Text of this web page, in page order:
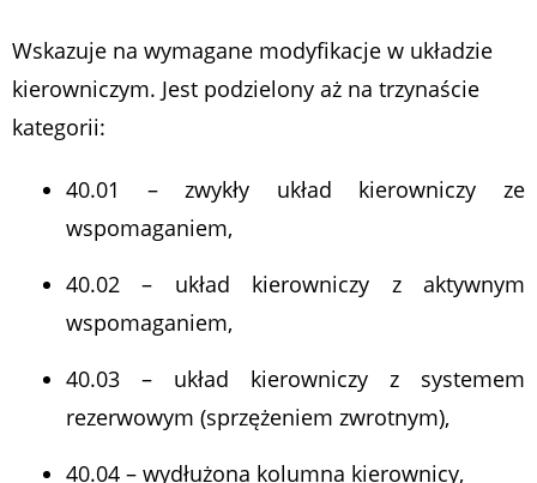
Wskazuje na wymagane modyfikacje w układzie
kierowniczym. Jest podzielony aż na trzynaście
kategorii:
40.01 – zwykły układ kierowniczy ze
wspomaganiem,
40.02 – układ kierowniczy z aktywnym
wspomaganiem,
40.03 – układ kierowniczy z systemem
rezerwowym (sprzężeniem zwrotnym),
40.04 – wydłużona kolumna kierownicy,